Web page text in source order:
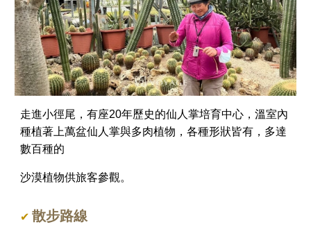
走進小徑尾，有座20年歷史的仙人掌培育中心，溫室內
種植著上萬盆仙人掌與多肉植物，各種形狀皆有，多達
數百種的
沙漠植物供旅客參觀。
✔散步路線